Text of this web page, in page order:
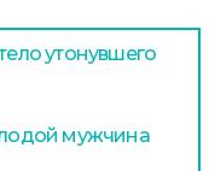
утонувшего
мужчина